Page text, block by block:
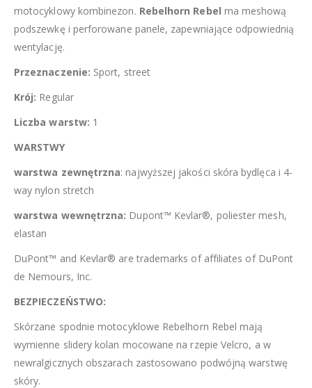
motocyklowy kombinezon. Rebelhorn Rebel ma meshową
podszewkę i perforowane panele, zapewniające odpowiednią
wentylację.
Przeznaczenie: Sport, street
Krój: Regular
Liczba warstw: 1
WARSTWY
warstwa zewnętrzna: najwyższej jakości skóra bydlęca i 4-
way nylon stretch
warstwa wewnętrzna: Dupont™ Kevlar®, poliester mesh,
elastan
DuPont™ and Kevlar® are trademarks of affiliates of DuPont
de Nemours, Inc.
BEZPIECZEŃSTWO:
Skórzane spodnie motocyklowe Rebelhorn Rebel mają
wymienne slidery kolan mocowane na rzepie Velcro, a w
newralgicznych obszarach zastosowano podwójną warstwę
skóry.